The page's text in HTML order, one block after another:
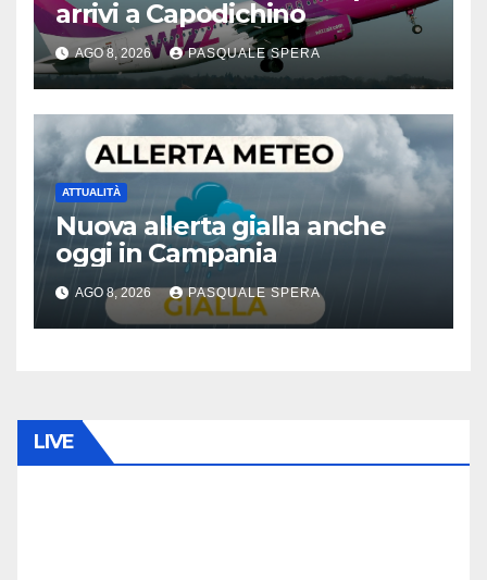
arrivi a Capodichino
AGO 8, 2026 PASQUALE SPERA
ATTUALITÀ
Nuova allerta gialla anche
oggi in Campania
AGO 8, 2026 PASQUALE SPERA
LIVE